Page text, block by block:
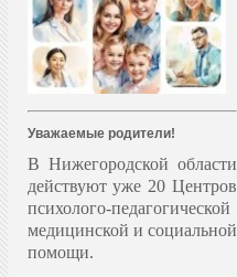
Уважаемые родители!
В Нижегородской области
действуют уже 20 Центров
психолого-педагогической
медицинской и социальной
помощи.